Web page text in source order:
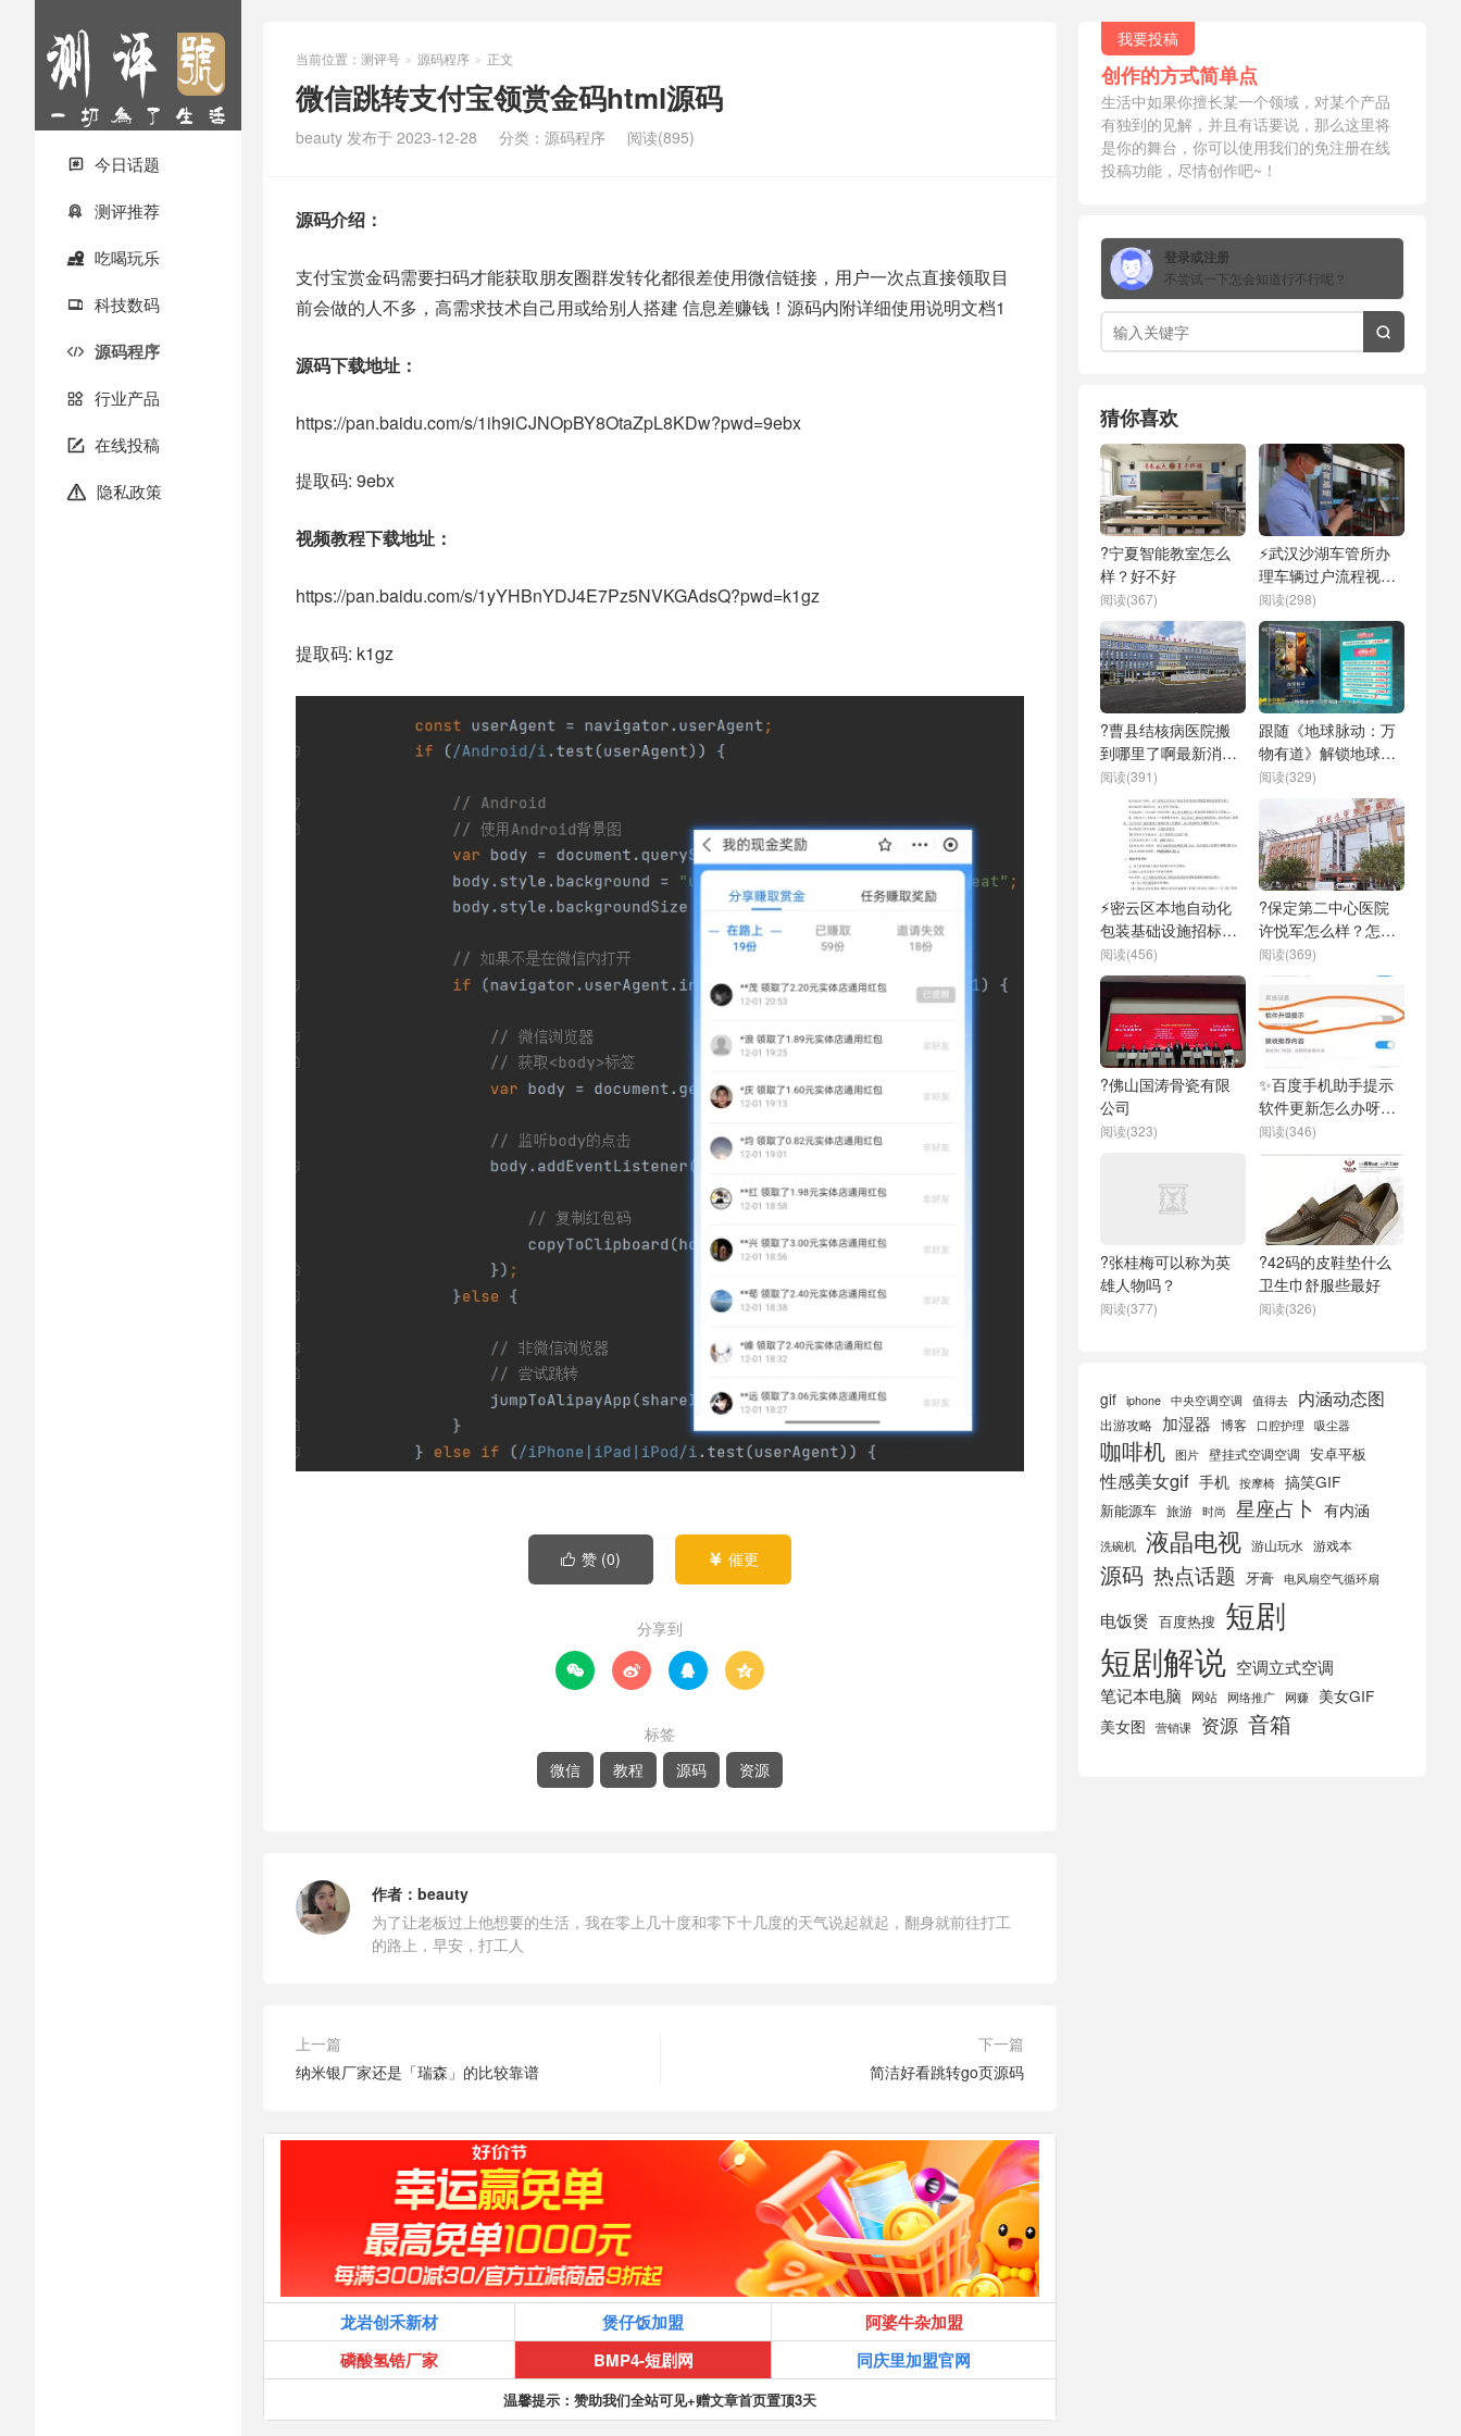
 今日话题
 测评推荐
 吃喝玩乐
 科技数码
 源码程序
 行业产品
 在线投稿
 隐私政策
当前位置： 测评号 > 源码程序 > 正文
微信跳转支付宝领赏金码html源码
beauty 发布于 2023-12-28 分类： 源码程序 阅读(895)
源码介绍：
支付宝赏金码需要扫码才能获取朋友圈群发转化都很差使用微信链接，用户一次点直接领取目
前会做的人不多，高需求技术自己用或给别人搭建 信息差赚钱！源码内附详细使用说明文档1
源码下载地址：
https://pan.baidu.com/s/1ih9iCJNOpBY8OtaZpL8KDw?pwd=9ebx
提取码: 9ebx
视频教程下载地址：
https://pan.baidu.com/s/1yYHBnYDJ4E7Pz5NVKGAdsQ?pwd=k1gz
提取码: k1gz
 赞 (0)  催更
分享到
   
标签
微信
教程 源码 资源
作者： beauty
为了让老板过上他想要的生活，我在零上几十度和零下十几度的天气说起就起，翻身就前往打工
的路上，早安，打工人
上一篇
纳米银厂家还是「瑞森」的比较靠谱
下一篇
简洁好看跳转go页源码
龙岩创禾新材 煲仔饭加盟
阿婆牛杂加盟
磷酸氢锆厂家
BMP4-短剧网 同庆里加盟官网
温馨提示：赞助我们全站可见+赠文章首页置顶3天
我要投稿
创作的方式简单点
生活中如果你擅长某一个领域，对某个产品
有独到的见解，并且有话要说，那么这里将
是你的舞台，你可以使用我们的免注册在线
投稿功能，尽情创作吧~！
登录或注册
不尝试一下怎会知道行不行呢？

猜你喜欢
?宁夏智能教室怎么
样？好不好
阅读(367)
⚡武汉沙湖车管所办
理车辆过户流程视频
最新
阅读(298)
?曹县结核病医院搬
到哪里了啊最新消息
新闻
阅读(391)
跟随《地球脉动：万
物有道》解锁地球极
致之美-?值得看
阅读(329)
⚡密云区本地自动化
包装基础设施招标信
息
阅读(456)
?保定第二中心医院
许悦军怎么样？怎么
样？
阅读(369)
?佛山国涛骨瓷有限
公司
阅读(323)
✨百度手机助手提示
软件更新怎么办呀苹
果
阅读(346)
?张桂梅可以称为英
雄人物吗？
阅读(377)
?42码的皮鞋垫什么
卫生巾舒服些最好
阅读(326)
gif iphone 中央空调空调 值得去 内涵动态图
出游攻略 加湿器 博客 口腔护理 吸尘器
咖啡机 图片 壁挂式空调空调 安卓平板
性感美女gif 手机 按摩椅 搞笑GIF
新能源车 旅游 时尚 星座占卜 有内涵
洗碗机 液晶电视 游山玩水 游戏本
源码 热点话题 牙膏 电风扇空气循环扇
电饭煲 百度热搜 短剧
短剧解说 空调立式空调
笔记本电脑 网站 网络推广 网赚
美女GIF
美女图
营销课 资源 音箱